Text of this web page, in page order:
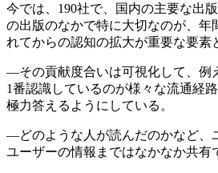
今では、190社で、国内の主要な出
の出版のなかで特に大切なのが、年
れてからの認知の拡大が重要な要素
―その貢献度合いは可視化して、例
1番認識しているのが様々な流通経
極力答えるようにしている。
―どのような人が読んだのかなど、
ユーザーの情報まではなかなか共有